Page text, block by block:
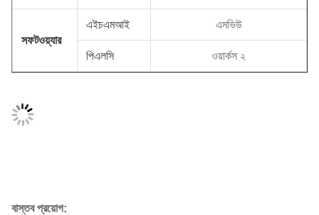
সফটওয়্যার
এইচএমআই এমভিউ
পিএলসি ওয়ার্কস ২
বাস্তব প্রয়োগ: